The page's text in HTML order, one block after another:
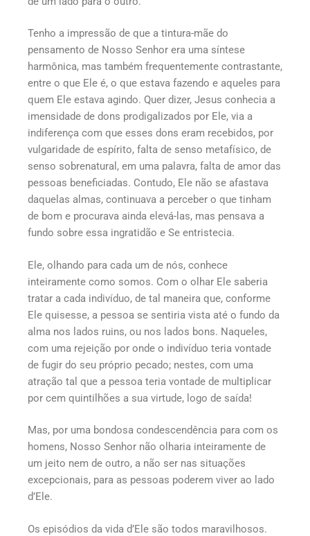
Tenho a impressão de que a tintura-mãe do
pensamento de Nosso Senhor era uma síntese
harmônica, mas também frequentemente contrastante,
entre o que Ele é, o que estava fazendo e aqueles para
quem Ele estava agindo. Quer dizer, Jesus conhecia a
imensidade de dons prodigalizados por Ele, via a
indiferença com que esses dons eram recebidos, por
vulgaridade de espírito, falta de senso metafísico, de
senso sobrenatural, em uma palavra, falta de amor das
pessoas beneficiadas. Contudo, Ele não se afastava
daquelas almas, continuava a perceber o que tinham
de bom e procurava ainda elevá-las, mas pensava a
fundo sobre essa ingratidão e Se entristecia.
Ele, olhando para cada um de nós, conhece
inteiramente como somos. Com o olhar Ele saberia
tratar a cada indivíduo, de tal maneira que, conforme
Ele quisesse, a pessoa se sentiria vista até o fundo da
alma nos lados ruins, ou nos lados bons. Naqueles,
com uma rejeição por onde o indivíduo teria vontade
de fugir do seu próprio pecado; nestes, com uma
atração tal que a pessoa teria vontade de multiplicar
por cem quintilhões a sua virtude, logo de saída!
Mas, por uma bondosa condescendência para com os
homens, Nosso Senhor não olharia inteiramente de
um jeito nem de outro, a não ser nas situações
excepcionais, para as pessoas poderem viver ao lado
d’Ele.
Os episódios da vida d’Ele são todos maravilhosos.